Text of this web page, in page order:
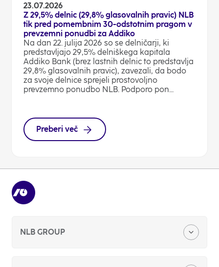
23.07.2026
Z 29,5% delnic (29,8% glasovalnih pravic) NLB
tik pred pomembnim 30-odstotnim pragom v
prevzemni ponudbi za Addiko
Na dan 22. julija 2026 so se delničarji, ki
predstavljajo 29,5% delniškega kapitala
Addiko Bank (brez lastnih delnic to predstavlja
29,8% glasovalnih pravic), zavezali, da bodo
za svoje delnice sprejeli prostovoljno
prevzemno ponudbo NLB. Podporo pon...
Preberi več
NLB GROUP